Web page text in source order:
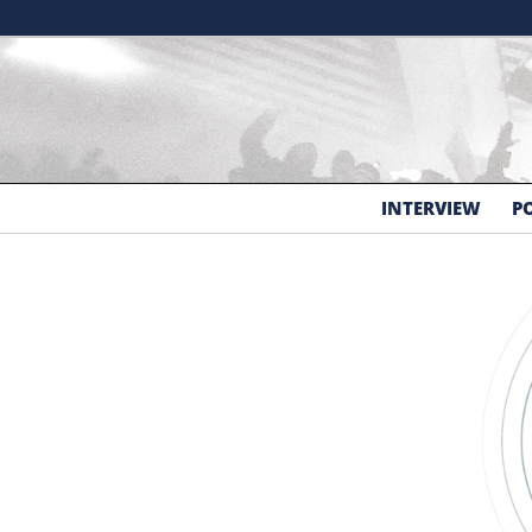
Aller au contenu principal
INTERVIEW